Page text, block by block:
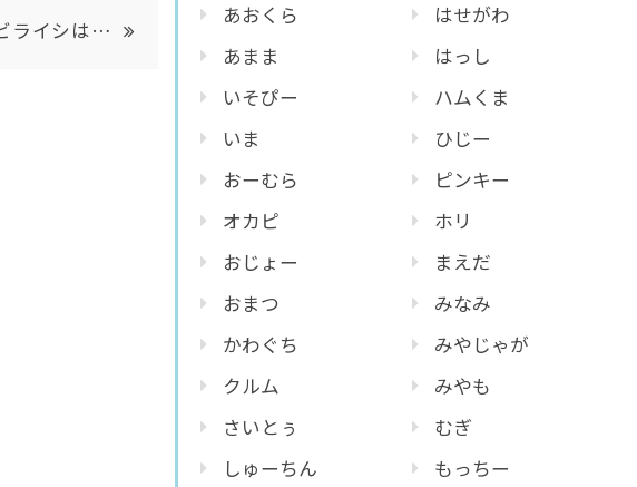
ライシは…
あおくら
あまま
いそぴー
いま
おーむら
オカピ
おじょー
おまつ
かわぐち
クルム
さいとぅ
しゅーちん
はせがわ
はっし
ハムくま
ひじー
ピンキー
ホリ
まえだ
みなみ
みやじゃが
みやも
むぎ
もっちー